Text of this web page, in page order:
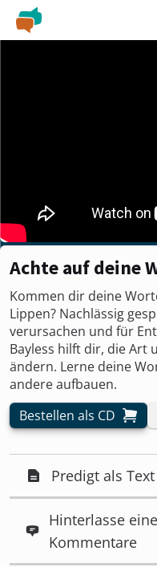
Achte auf deine
Kommen dir deine
Lippen? Nachlässig
verursachen und für
Bayless hilft dir, die Art
ändern. Lerne deine
andere aufbauen.
Bestellen als CD
Predigt als
Hinterlasse
Kommentare